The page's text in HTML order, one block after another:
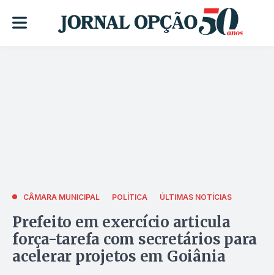
CÂMARA MUNICIPAL POLÍTICA ÚLTIMAS NOTÍCIAS
Prefeito em exercício articula
força-tarefa com secretários para
acelerar projetos em Goiânia